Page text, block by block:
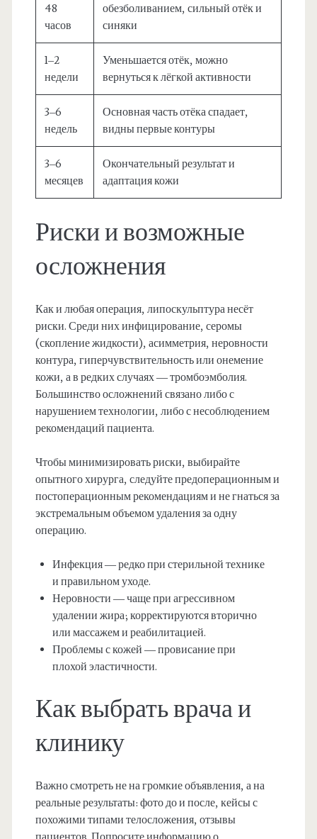
48
часов
обезболиванием, сильный отёк и
синяки
1–2
недели
Уменьшается отёк, можно
вернуться к лёгкой активности
3–6
недель
Основная часть отёка спадает,
видны первые контуры
3–6
месяцев
Окончательный результат и
адаптация кожи
Риски и возможные
осложнения
Как и любая операция, липоскульптура несёт
риски. Среди них инфицирование, серомы
(скопление жидкости), асимметрия, неровности
контура, гиперчувствительность или онемение
кожи, а в редких случаях — тромбоэмболия.
Большинство осложнений связано либо с
нарушением технологии, либо с несоблюдением
рекомендаций пациента.
Чтобы минимизировать риски, выбирайте
опытного хирурга, следуйте предоперационным и
постоперационным рекомендациям и не гнаться за
экстремальным объемом удаления за одну
операцию.
Инфекция — редко при стерильной технике
и правильном уходе.
Неровности — чаще при агрессивном
удалении жира; корректируются вторично
или массажем и реабилитацией.
Проблемы с кожей — провисание при
плохой эластичности.
Как выбрать врача и
клинику
Важно смотреть не на громкие объявления, а на
реальные результаты: фото до и после, кейсы с
похожими типами телосложения, отзывы